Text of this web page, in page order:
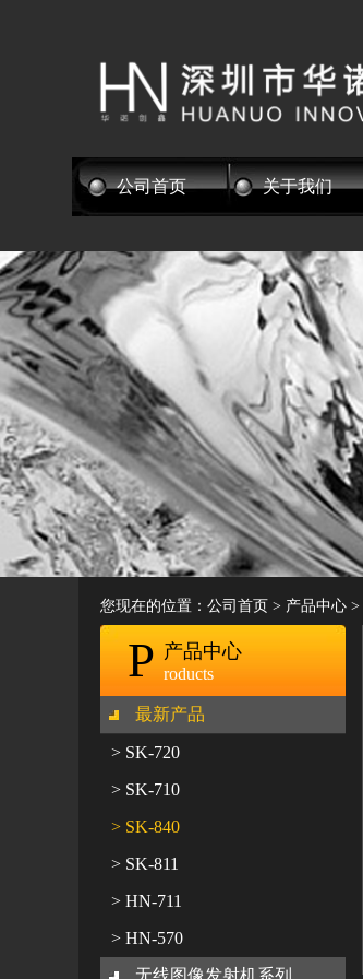
公司首页 关于我们
您现在的位置： 公司首页 > 产品中心 >
P 产品中心
roducts
最新产品
> SK-720
> SK-710
> SK-840
> SK-811
> HN-711
> HN-570